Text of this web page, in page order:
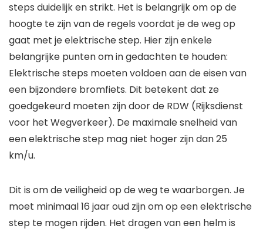
steps duidelijk en strikt. Het is belangrijk om op de
hoogte te zijn van de regels voordat je de weg op
gaat met je elektrische step. Hier zijn enkele
belangrijke punten om in gedachten te houden:
Elektrische steps moeten voldoen aan de eisen van
een bijzondere bromfiets. Dit betekent dat ze
goedgekeurd moeten zijn door de RDW (Rijksdienst
voor het Wegverkeer). De maximale snelheid van
een elektrische step mag niet hoger zijn dan 25
km/u.
Dit is om de veiligheid op de weg te waarborgen. Je
moet minimaal 16 jaar oud zijn om op een elektrische
step te mogen rijden. Het dragen van een helm is